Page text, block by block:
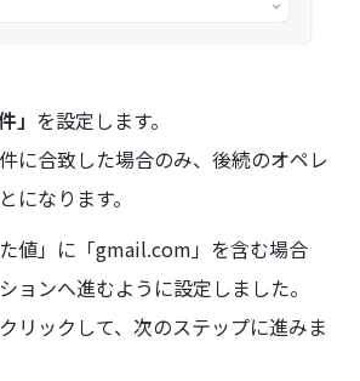
」 を設定します。
に合致した場合のみ、後続のオペレ
になります。
値」に「gmail.com」を含む場合
ョンへ進むように設定しました。
リックして、次のステップに進みま